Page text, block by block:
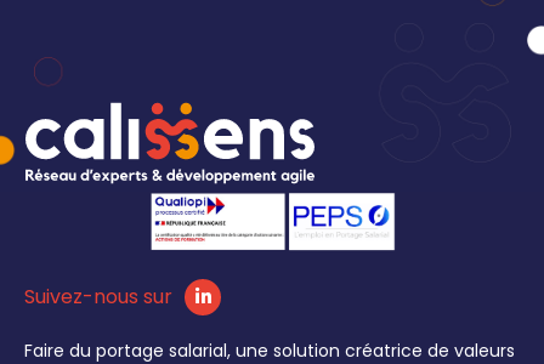
Suivez-nous sur
Faire du portage salarial, une solution créatrice de valeurs